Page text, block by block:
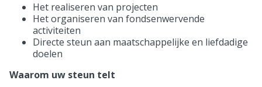
Het realiseren van projecten
Het organiseren van fondsenwervende
activiteiten
Directe steun aan maatschappelijke en liefdadige
doelen
Waarom uw steun telt